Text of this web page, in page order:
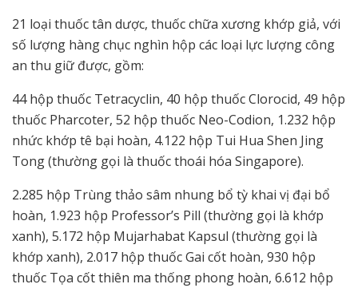
21 loại thuốc tân dược, thuốc chữa xương khớp giả, với
số lượng hàng chục nghìn hộp các loại lực lượng công
an thu giữ được, gồm:
44 hộp thuốc Tetracyclin, 40 hộp thuốc Clorocid, 49 hộp
thuốc Pharcoter, 52 hộp thuốc Neo-Codion, 1.232 hộp
nhức khớp tê bại hoàn, 4.122 hộp Tui Hua Shen Jing
Tong (thường gọi là thuốc thoái hóa Singapore).
2.285 hộp Trùng thảo sâm nhung bổ tỳ khai vị đại bổ
hoàn, 1.923 hộp Professor’s Pill (thường gọi là khớp
xanh), 5.172 hộp Mujarhabat Kapsul (thường gọi là
khớp xanh), 2.017 hộp thuốc Gai cốt hoàn, 930 hộp
thuốc Tọa cốt thiên ma thống phong hoàn, 6.612 hộp